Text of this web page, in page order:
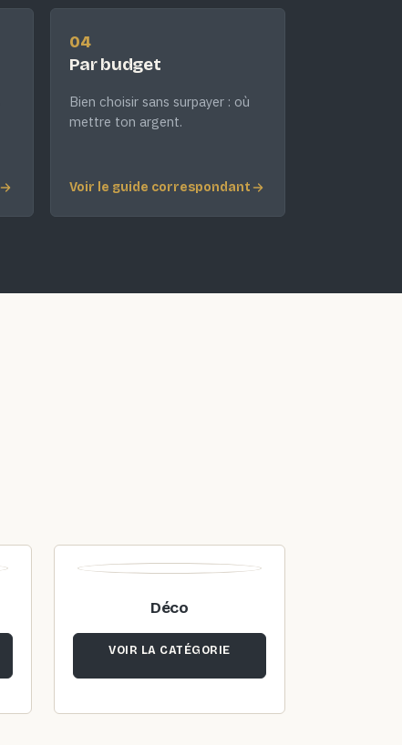
04
Par budget
Bien choisir sans surpayer : où
mettre ton argent.
Voir le guide correspondant
Déco
VOIR LA CATÉGORIE